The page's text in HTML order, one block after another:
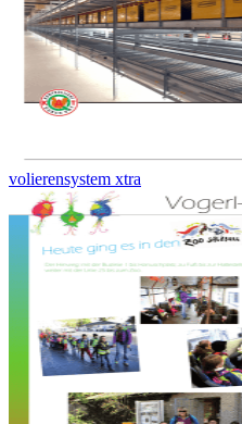
volierensystem xtra